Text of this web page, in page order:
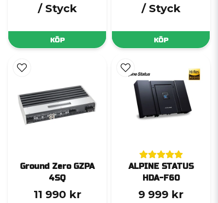
/ Styck
KÖP
/ Styck
KÖP
Ground Zero GZPA
4SQ
11 990 kr
ALPINE STATUS
HDA-F60
9 999 kr